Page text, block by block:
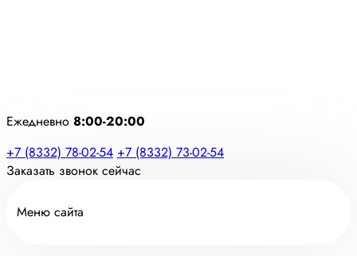
Ежедневно 8:00-20:00
+7 (8332) 78-02-54 +7 (8332) 73-02-54
Заказать звонок сейчас
Меню сайта